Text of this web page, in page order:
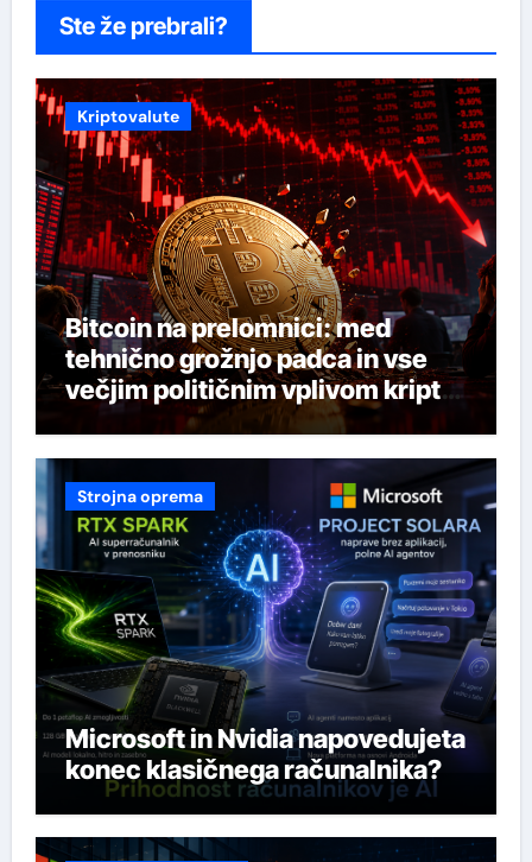
Ste že prebrali?
Kriptovalute
Bitcoin na prelomnici: med
tehnično grožnjo padca in vse
večjim političnim vplivom kripto
industrije
Strojna oprema
Microsoft in Nvidia napovedujeta
konec klasičnega računalnika?